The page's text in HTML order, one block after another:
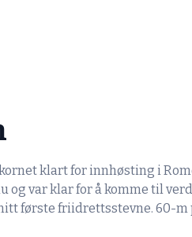
klart for innhøsting i
og var klar for å komme til
første friidrettsstevne. 60-m